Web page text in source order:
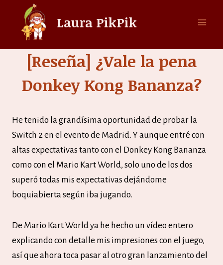
contenido
Laura PikPik
[Reseña] ¿Vale la pena
Donkey Kong Bananza?
He tenido la grandísima oportunidad de probar la
Switch 2 en el evento de Madrid. Y aunque entré con
altas expectativas tanto con el Donkey Kong Bananza
como con el Mario Kart World, solo uno de los dos
superó todas mis expectativas dejándome
boquiabierta según iba jugando.
De Mario Kart World ya he hecho un vídeo entero
explicando con detalle mis impresiones con el juego,
así que ahora toca pasar al otro gran lanzamiento del